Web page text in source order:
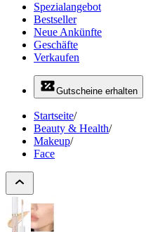
Spezialangebot
Bestseller
Neue Ankünfte
Geschäfte
Verkaufen
Gutscheine erhalten
Startseite/
Beauty & Health/
Makeup/
Face